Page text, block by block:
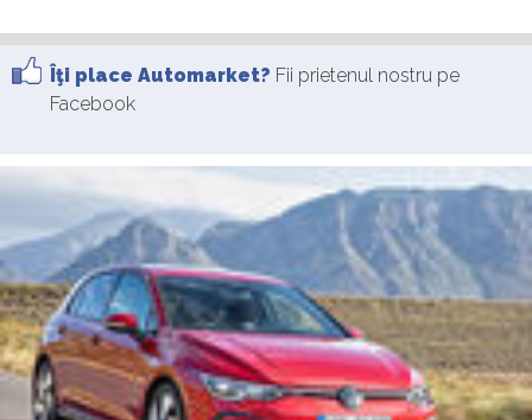
Îţi place Automarket? Fii prietenul nostru pe
Facebook